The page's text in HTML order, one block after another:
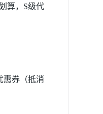
算，S级代
惠券（抵消